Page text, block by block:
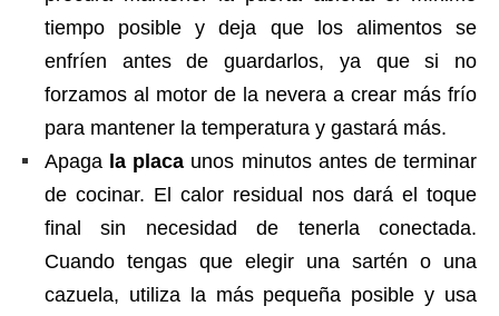
tiempo posible y deja que los alimentos se
enfríen antes de guardarlos, ya que si no
forzamos al motor de la nevera a crear más frío
para mantener la temperatura y gastará más.
Apaga la placa unos minutos antes de terminar
de cocinar. El calor residual nos dará el toque
final sin necesidad de tenerla conectada.
Cuando tengas que elegir una sartén o una
cazuela, utiliza la más pequeña posible y usa